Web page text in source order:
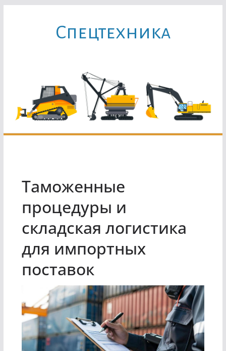
содержимомуCпецтехника
Таможенные
процедуры и
складская логистика
для импортных
поставок